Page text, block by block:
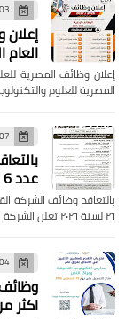
03 أغسطس 2026
العام
المصرية للعلوم
07 أغسطس 2026
عدد 6 وظائف خالية
٢٦ لسنة ٢٠٢٦ تعلن الشركة القابضة لمصر للطي…
04 أغسطس 2026
اكثر من 8